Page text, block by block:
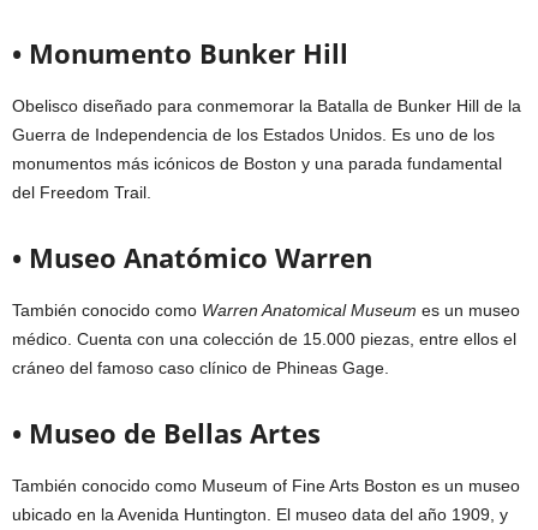
• Monumento Bunker Hill
Obelisco diseñado para conmemorar la Batalla de Bunker Hill de la
Guerra de Independencia de los Estados Unidos. Es uno de los
monumentos más icónicos de Boston y una parada fundamental
del Freedom Trail.
• Museo Anatómico Warren
También conocido como Warren Anatomical Museum es un museo
médico. Cuenta con una colección de 15.000 piezas, entre ellos el
cráneo del famoso caso clínico de Phineas Gage.
• Museo de Bellas Artes
También conocido como Museum of Fine Arts Boston es un museo
ubicado en la Avenida Huntington. El museo data del año 1909, y